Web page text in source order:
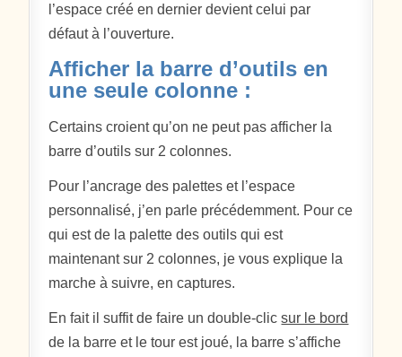
l’espace créé en dernier devient celui par
défaut à l’ouverture.
Afficher la barre d’outils en
une seule colonne :
Certains croient qu’on ne peut pas afficher la
barre d’outils sur 2 colonnes.
Pour l’ancrage des palettes et l’espace
personnalisé, j’en parle précédemment. Pour ce
qui est de la palette des outils qui est
maintenant sur 2 colonnes, je vous explique la
marche à suivre, en captures.
En fait il suffit de faire un double-clicsur le bord
de la barre et le tour est joué, la barre s’affiche